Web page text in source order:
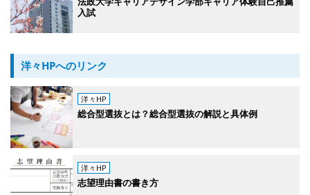
入試
洋々HPへのリンク
洋々HP
総合型選抜とは？総合型選抜の解説と具体例
洋々HP
志望理由書の書き方